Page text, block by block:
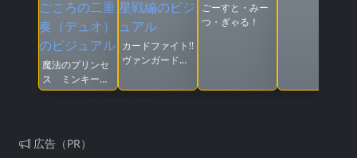
魔法のプリンセ
ス ミンキーモ
モ 憧れの夢へ
カードファイト!!
ヴァンガード
戦編
ごーすと・みー
つ・ぎゃる！
広告（PR）